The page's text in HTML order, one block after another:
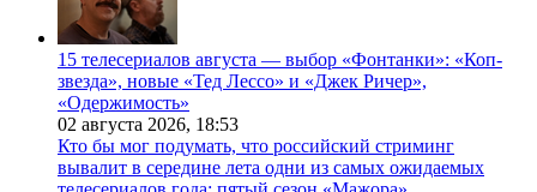
15 телесериалов августа — выбор «Фонтанки»: «Коп-
звезда», новые «Тед Лессо» и «Джек Ричер»,
«Одержимость»
02 августа 2026, 18:53
Кто бы мог подумать, что российский стриминг
вывалит в середине лета одни из самых ожидаемых